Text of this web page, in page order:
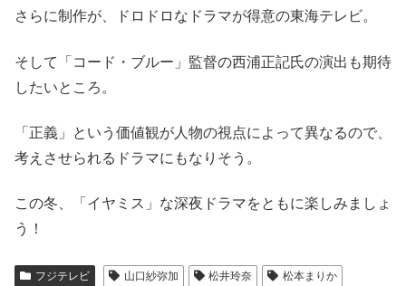
さらに制作が、ドロドロなドラマが得意の東海テレビ。
そして「コード・ブルー」監督の西浦正記氏の演出も期待
したいところ。
「正義」という価値観が人物の視点によって異なるので、
考えさせられるドラマにもなりそう。
この冬、「イヤミス」な深夜ドラマをともに楽しみましょ
う！
フジテレビ 山口紗弥加 松井玲奈
松本まりか